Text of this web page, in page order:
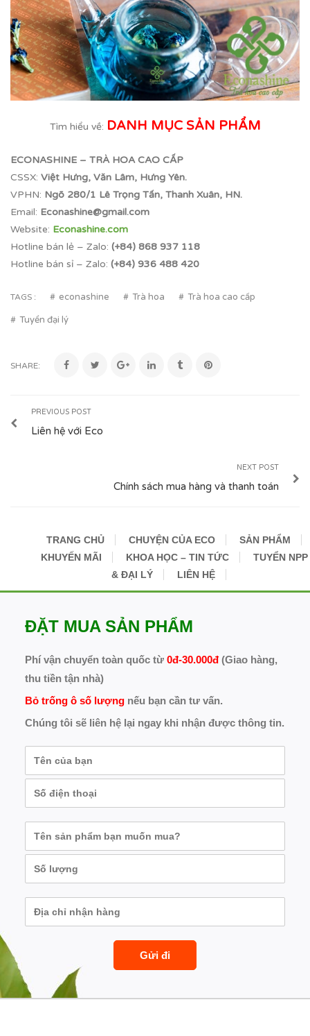
Tìm hiểu về: DANH MỤC SẢN PHẨM
ECONASHINE – TRÀ HOA CAO CẤP
CSSX: Việt Hưng, Văn Lâm, Hưng Yên.
VPHN: Ngõ 280/1 Lê Trọng Tấn, Thanh Xuân, HN.
Email: Econashine@gmail.com
Website: Econashine.com
Hotline bán lẻ – Zalo: (+84) 868 937 118
Hotline bán sỉ – Zalo: (+84) 936 488 420
TAGS : econashine Trà hoa Trà hoa cao cấp
Tuyển đại lý
SHARE:
PREVIOUS POST
Liên hệ với Eco
NEXT POST
Chính sách mua hàng và thanh toán
TRANG CHỦ CHUYỆN CỦA ECO
SẢN PHẨM
KHUYẾN MÃI
KHOA HỌC – TIN TỨC
TUYỂN NPP
& ĐẠI LÝ
LIÊN HỆ
ĐẶT MUA SẢN PHẨM
Phí vận chuyển toàn quốc từ 0đ-30.000đ(Giao hàng,
thu tiền tận nhà)
Bỏ trống ô số lượngnếu bạn cần tư vấn.
Chúng tôi sẽ liên hệ lại ngay khi nhận được thông tin.